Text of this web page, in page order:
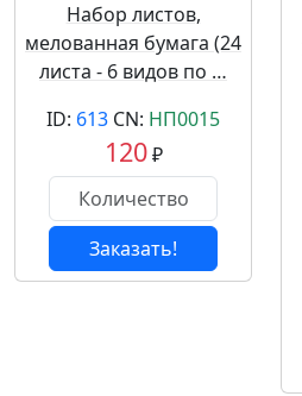
Набор листов,
мелованная бумага (24
листа - 6 видов по …
ID: 613 CN: НП0015
120₽
Заказать!